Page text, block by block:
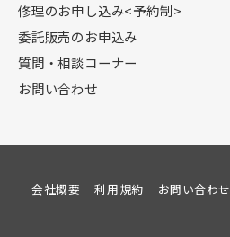
修理のお申し込み<予約制>
委託販売のお申込み
質問・相談コーナー
お問い合わせ
会社概要 利用規約 お問い合わせ